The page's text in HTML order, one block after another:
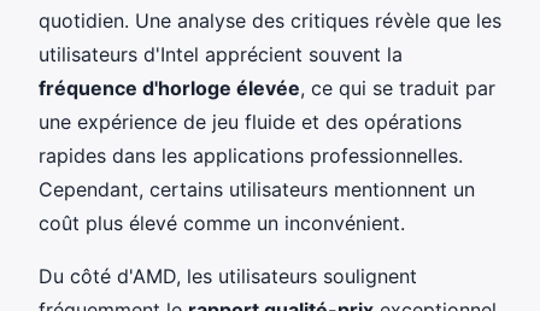
quotidien. Une analyse des critiques révèle que les
utilisateurs d'Intel apprécient souvent la
fréquence d'horloge élevée, ce qui se traduit par
une expérience de jeu fluide et des opérations
rapides dans les applications professionnelles.
Cependant, certains utilisateurs mentionnent un
coût plus élevé comme un inconvénient.
Du côté d'AMD, les utilisateurs soulignent